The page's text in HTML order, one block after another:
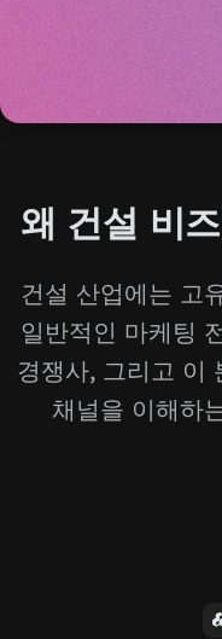
왜 건설 비
건설 산업에는 고
일반적인 마케팅
경쟁사, 그리고 이
채널을 이해하